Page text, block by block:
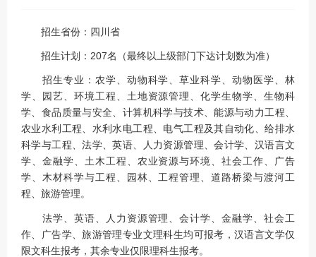
招生省份：四川省
招生计划：207名（最终以上级部门下达计划数为准）
招生专业：农学、动物科学、草业科学、动物医学、林
学、园艺、环境工程、土地资源管理、化学生物学、生物科
学、食品质量与安全、计算机科学与技术、能源与动力工程、
农业水利工程、水利水电工程、电气工程及其自动化、给排水
科学与工程、法学、英语、人力资源管理、会计学、汉语言文
学、金融学、土木工程、农业资源与环境、社会工作、广告
学、木材科学与工程、园林、工程管理、道路桥梁与渡河工
程、旅游管理。
法学、英语、人力资源管理、会计学、金融学、社会工
作、广告学、旅游管理专业文理科生均可报考，汉语言文学仅
限文科生报考，其余专业仅限理科生报考。